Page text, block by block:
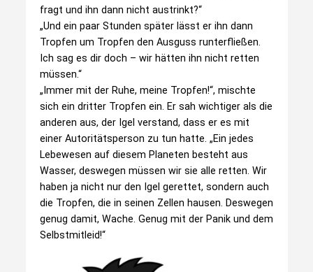
fragt und ihn dann nicht austrinkt?“
„Und ein paar Stunden später lässt er ihn dann
Tropfen um Tropfen den Ausguss runterfließen.
Ich sag es dir doch – wir hätten ihn nicht retten
müssen.“
„Immer mit der Ruhe, meine Tropfen!“, mischte
sich ein dritter Tropfen ein. Er sah wichtiger als die
anderen aus, der Igel verstand, dass er es mit
einer Autoritätsperson zu tun hatte. „Ein jedes
Lebewesen auf diesem Planeten besteht aus
Wasser, deswegen müssen wir sie alle retten. Wir
haben ja nicht nur den Igel gerettet, sondern auch
die Tropfen, die in seinen Zellen hausen. Deswegen
genug damit, Wache. Genug mit der Panik und dem
Selbstmitleid!“